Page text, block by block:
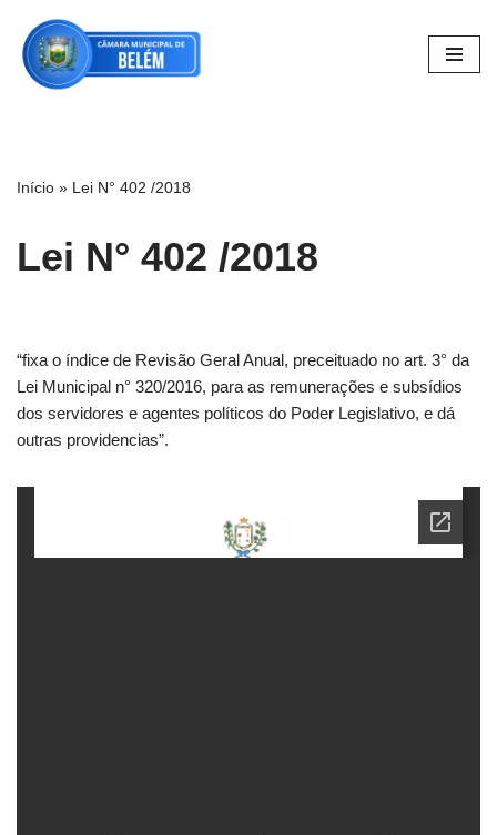
Pular
para
Início » Lei N° 402 /2018
Lei N° 402 /2018
“fixa o índice de Revisão Geral Anual, preceituado no art. 3° da
Lei Municipal n° 320/2016, para as remunerações e subsídios
dos servidores e agentes políticos do Poder Legislativo, e dá
outras providencias”.